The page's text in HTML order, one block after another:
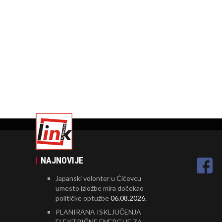
NAJNOVIJE
Japanski volonter u Ćićevcu
umesto izložbe mira dočekao
političke optužbe06.08.2026.
PLANIRANA ISKLJUČENJA